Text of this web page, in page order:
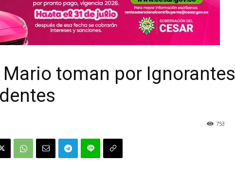
Mario toman por Ignorantes
753